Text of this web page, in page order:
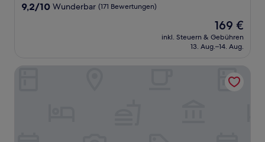
Unterkunft
9.2
9,2/10 Wunderbar (171 Bewertungen)
Der
Preis
beträgt
169 €
inkl. Steuern & Gebühren
13. Aug.–14. Aug.